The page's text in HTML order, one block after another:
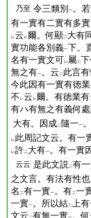
乃至 令三類別 一。
有一實有二實有多實
レ云 レ爾。何顯二 大有
實功能各別義一下。
名有一實文可レ屬二
無之有一。云 二 此言
今此因有一實有徳
不 レ云 レ爾。有徳業
有ハ有無之有義何
大有。因成二 隨一一
レ此周記文云。有一
レ許二 大有一。有一實
云云 是此文説二有
之文言。有法有性
名 二有一實一。有二一
一實一。所以結二上
文云 有無一實 。